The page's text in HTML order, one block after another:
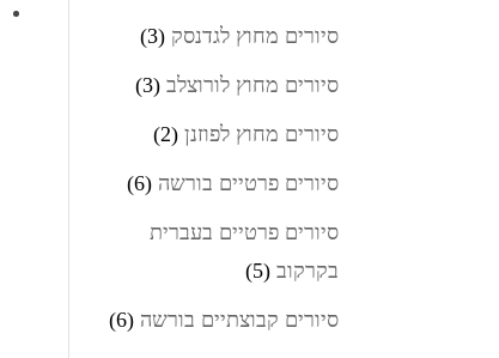
סיורים מחוץ לגדנסק (3)
סיורים מחוץ לורוצלב (3)
סיורים מחוץ לפוזנן (2)
סיורים פרטיים בורשה (6)
סיורים פרטיים בעברית
בקרקוב (5)
סיורים קבוצתיים בורשה (6)